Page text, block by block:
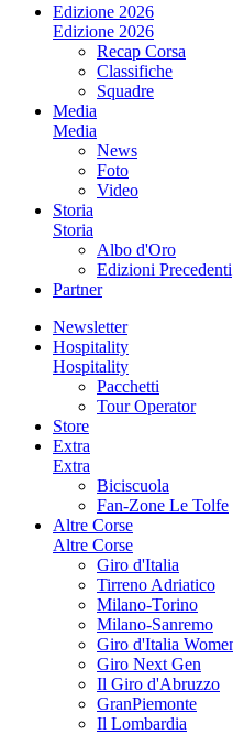
Edizione 2026
Edizione 2026
Recap Corsa
Classifiche
Squadre
Media
Media
News
Foto
Video
Storia
Storia
Albo d'Oro
Edizioni Precedenti
Partner
Newsletter
Hospitality
Hospitality
Pacchetti
Tour Operator
Store
Extra
Extra
Biciscuola
Fan-Zone Le Tolfe
Altre Corse
Altre Corse
Giro d'Italia
Tirreno Adriatico
Milano-Torino
Milano-Sanremo
Giro d'Italia
Giro Next Gen
Il Giro d'Abruzzo
GranPiemonte
Il Lombardia